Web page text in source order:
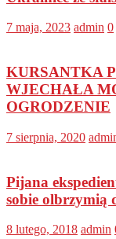
7 maja, 2023 admin 0
KURSANTKA
WJECHAŁA
OGRODZENIE
7 sierpnia, 2020
Pijana
sobie
8 lutego, 2018 admin